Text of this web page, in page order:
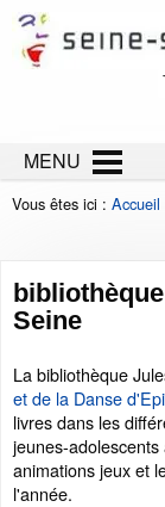
MENU
Vous êtes ici : Accueil
Seine
La bibliothèque
et de la Danse
livres dans les
jeunes-
animations jeux et
l'année.